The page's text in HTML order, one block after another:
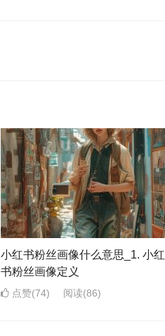
小红书粉丝画像什么意思_1. 小红
书粉丝画像定义
点赞(74) 阅读(86)